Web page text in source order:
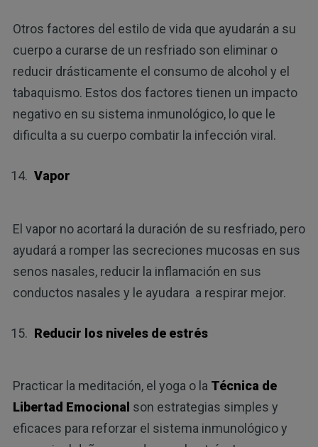
Otros factores del estilo de vida que ayudarán a su
cuerpo a curarse de un resfriado son eliminar o
reducir drásticamente el consumo de alcohol y el
tabaquismo. Estos dos factores tienen un impacto
negativo en su sistema inmunológico, lo que le
dificulta a su cuerpo combatir la infección viral.
Vapor
El vapor no acortará la duración de su resfriado, pero
ayudará a romper las secreciones mucosas en sus
senos nasales, reducir la inflamación en sus
conductos nasales y le ayudara a respirar mejor.
Reducir los niveles de estrés
Practicar la meditación, el yoga o la Técnica de
Libertad Emocional son estrategias simples y
eficaces para reforzar el sistema inmunológico y